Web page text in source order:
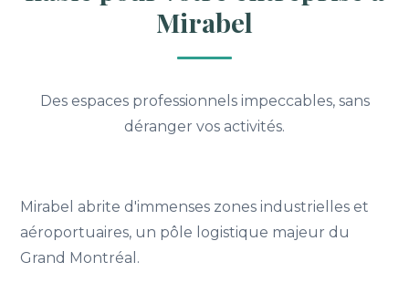
Mirabel
Des espaces professionnels impeccables, sans
déranger vos activités.
Mirabel abrite d'immenses zones industrielles et
aéroportuaires, un pôle logistique majeur du
Grand Montréal.